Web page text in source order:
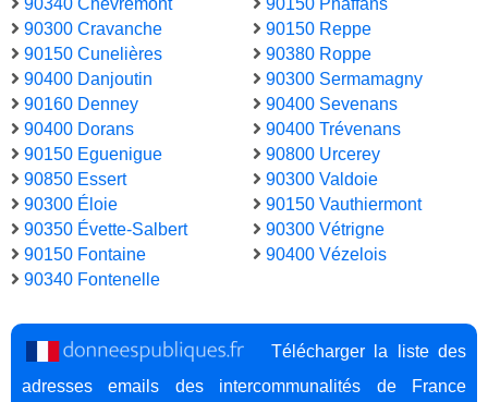
90340 Chèvremont
90300 Cravanche
90150 Cunelières
90400 Danjoutin
90160 Denney
90400 Dorans
90150 Eguenigue
90850 Essert
90300 Éloie
90350 Évette-Salbert
90150 Fontaine
90340 Fontenelle
90150 Phaffans
90150 Reppe
90380 Roppe
90300 Sermamagny
90400 Sevenans
90400 Trévenans
90800 Urcerey
90300 Valdoie
90150 Vauthiermont
90300 Vétrigne
90400 Vézelois
Télécharger la liste des
adresses emails des intercommunalités de France